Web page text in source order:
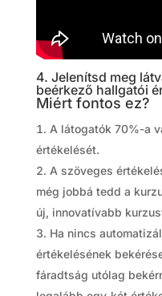
4. Jelenítsd meg
beérkező hallgatói
Miért fontos ez?
A látogatók 70%-a
értékelését.
A szöveges
még jobbá tedd a
új, innovatívabb
Ha nincs
értékelésének
fáradtság utólag